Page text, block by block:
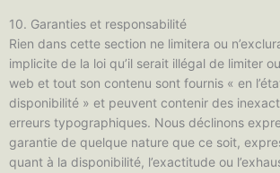
10. Garanties et responsabilité
Rien dans cette section ne limitera ou
implicite de la loi qu’il serait illégal de limiter
web et tout son contenu sont fournis « en
disponibilité » et peuvent contenir des
erreurs typographiques. Nous déclinons
garantie de quelque nature que ce soit,
quant à la disponibilité, l’exactitude ou